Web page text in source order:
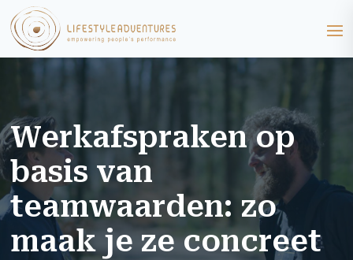
Werkafspraken op
basis van
teamwaarden: zo
maak je ze concreet